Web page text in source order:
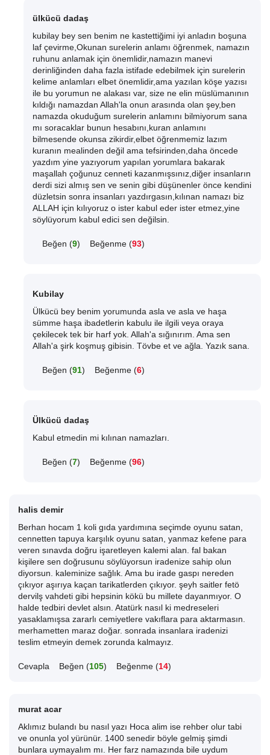
ülkücü dadaş
kubilay bey sen benim ne kastettiğimi iyi anladın boşuna
laf çevirme,Okunan surelerin anlamı öğrenmek, namazın
ruhunu anlamak için önemlidir,namazın manevi
derinliğinden daha fazla istifade edebilmek için surelerin
kelime anlamları elbet önemlidir,ama yazılan köşe yazısı
ile bu yorumun ne alakası var, size ne elin müslümanının
kıldığı namazdan Allah'la onun arasında olan şey,ben
namazda okuduğum surelerin anlamını bilmiyorum sana
mı soracaklar bunun hesabını,kuran anlamını
bilmesende okunsa zikirdir,elbet öğrenmemiz lazım
kuranın mealinden değil ama tefsirinden,daha öncede
yazdım yine yazıyorum yapılan yorumlara bakarak
maşallah çoğunuz cenneti kazanmışsınız,diğer insanların
derdi sizi almış sen ve senin gibi düşünenler önce kendini
düzletsin sonra insanları yazdırgasın,kılınan namazı biz
ALLAH için kılıyoruz o ister kabul eder ister etmez,yine
söylüyorum kabul edici sen değilsin.
Beğen (9) Beğenme (93)
Kubilay
Ülkücü bey benim yorumunda asla ve asla ve haşa
sümme haşa ibadetlerin kabulu ile ilgili veya oraya
çekilecek tek bir harf yok. Allah'a sığınırım. Ama sen
Allah'a şirk koşmuş gibisin. Tövbe et ve ağla. Yazık sana.
Beğen (91) Beğenme (6)
Ülkücü dadaş
Kabul etmedin mi kılınan namazları.
Beğen (7) Beğenme (96)
halis demir
Berhan hocam 1 koli gıda yardımına seçimde oyunu satan,
cennetten tapuya karşılık oyunu satan, yanmaz kefene para
veren sınavda doğru işaretleyen kalemi alan. fal bakan
kişilere sen doğrusunu söylüyorsun iradenize sahip olun
diyorsun. kaleminize sağlık. Ama bu irade gaspı nereden
çıkıyor aşırıya kaçan tarikatlerden çıkıyor. şeyh saitler fetö
dervilş vahdeti gibi hepsinin kökü bu millete dayanmıyor. O
halde tedbiri devlet alsın. Atatürk nasıl ki medreseleri
yasaklamışsa zararlı cemiyetlere vakıflara para aktarmasın.
merhametten maraz doğar. sonrada insanlara iradenizi
teslim etmeyin demek zorunda kalmayız.
Cevapla Beğen (105) Beğenme (14)
murat acar
Aklımız bulandı bu nasıl yazı Hoca alim ise rehber olur tabi
ve onunla yol yürünür. 1400 senedir böyle gelmiş şimdi
bunlara uymayalım mı. Her farz namazında bile uydum